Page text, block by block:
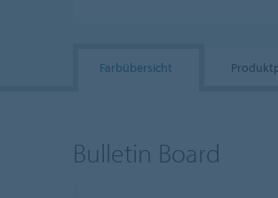
Farbübersicht
Bulletin Board